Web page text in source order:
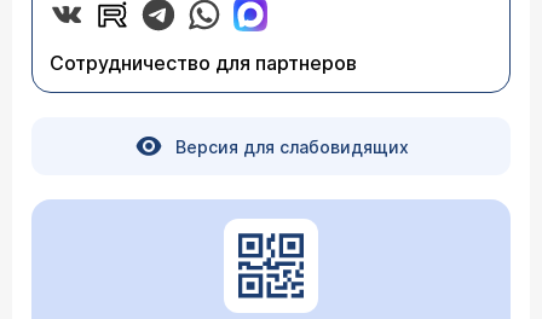
Сотрудничество для партнеров
Версия для слабовидящих